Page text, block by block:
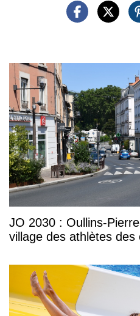
JO 2030 : Oullins-
village des athlètes